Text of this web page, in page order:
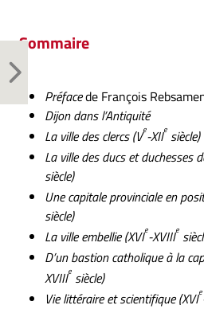
Sommaire
Préfacede François
Dijon dans l’Antiquité
La ville des clercs (Ve-XIIe siècle)
La ville des ducs et duchesses
siècle)
Une capitale provinciale en
siècle)
La ville embellie (XVIe-XVIIIe
D’un bastion catholique à la
XVIIIe siècle)
Vie littéraire et scientifique (XVIe